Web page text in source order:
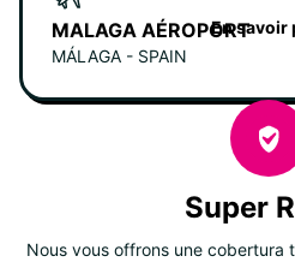
MALAGA AÉROPORT
MÁLAGA - SPAIN
En savoir
Super
Nous vous offrons une cobertura